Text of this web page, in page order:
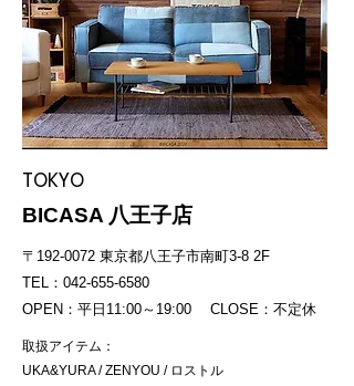
TOKYO
BICASA 八王子店
〒192-0072 東京都八王子市南町3-8 2F
TEL：042-655-6580
OPEN：平日11:00～19:00 CLOSE：不定休
取扱アイテム：
UKA&YURA / ZENYOU / ロストル